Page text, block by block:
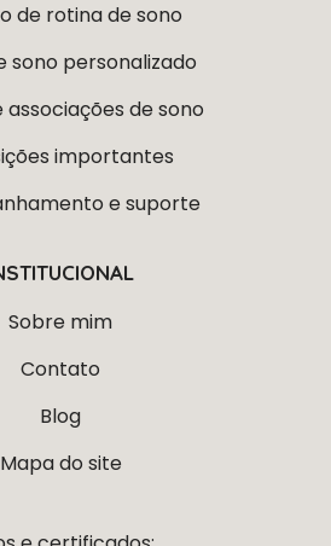
de rotina de sono
sono personalizado
associações de sono
importantes
e suporte
Sobre mim
Contato
Blog
Mapa do site